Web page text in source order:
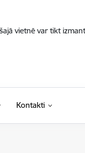
vietnē var tikt
Kontakti